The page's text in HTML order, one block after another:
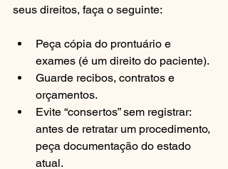
seus direitos, faça o seguinte:
Peça cópia do prontuário e
exames (é um direito do paciente).
Guarde recibos, contratos e
orçamentos.
Evite “consertos” sem registrar:
antes de retratar um procedimento,
peça documentação do estado
atual.